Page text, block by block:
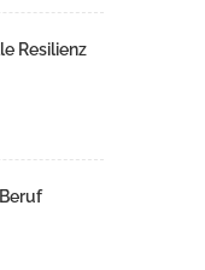
Resilienz